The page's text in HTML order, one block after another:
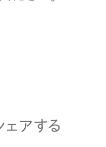
アする